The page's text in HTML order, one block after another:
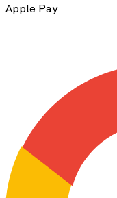
Apple Pay